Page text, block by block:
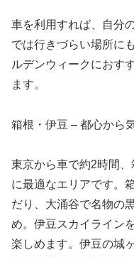
車を利用すれば、自分
では行きづらい場所に
ルデンウィークにおす
ます。
箱根・伊豆 – 都心から
東京から車で約2時間
に最適なエリアです。
だり、大涌谷で名物の
め。伊豆スカイライン
楽しめます。伊豆の城